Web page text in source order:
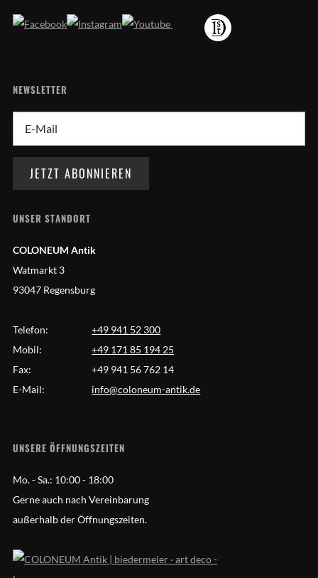
NEWSLETTER
UNSER STANDORT
COLONEUM Antik
Watmarkt 3
93047 Regensburg
Telefon:
+49 941 52 300
Mobil:
+49 171 85 194 25
Fax:
+49 941 56 762 14
E-Mail:
info@coloneum-antik.de
UNSERE ÖFFNUNGSZEITEN
Mo. - Sa.: 10:00 - 18:00
Gerne auch nach Vereinbarung
außerhalb der Öffnungszeiten.